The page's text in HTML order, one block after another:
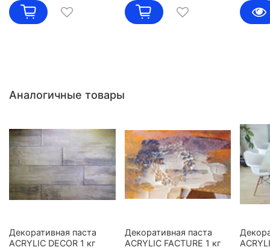
Аналогичные товары
Декоративная паста
ACRYLIC DECOR 1 кг
Декоративная паста
ACRYLIC FACTURE 1 кг